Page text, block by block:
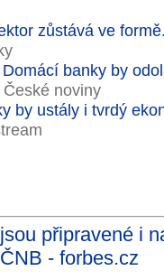
zůstává ve
banky by
České noviny
by ustály i tvrdý
připravené i
- forbes.cz